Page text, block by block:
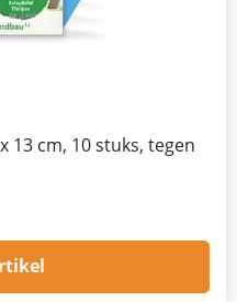
13 cm, 10 stuks, tegen